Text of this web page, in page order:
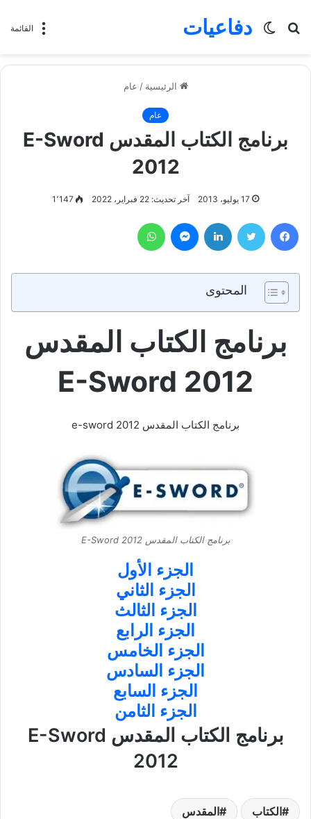
القائمة دفاعيات
بحث
الوضع
الرئيسية / عام
عام
برنامج الكتاب المقدس E-Sword
2012
17 يوليو، 2013 آخر تحديث: 22 فبراير، 2022 1٬147
فيسبوك تويتر لينكدإن ماسنجر
المحتوى
برنامج الكتاب المقدس
E-Sword 2012
برنامج الكتاب المقدس e-sword 2012
برنامج الكتاب المقدس E-Sword 2012
الجزء الأول
الجزء الثاني
الجزء الثالث
الجزء الرابع
الجزء الخامس
الجزء السادس
الجزء السابع
الجزء الثامن
برنامج الكتاب المقدس E-Sword
2012
الكتاب المقدس